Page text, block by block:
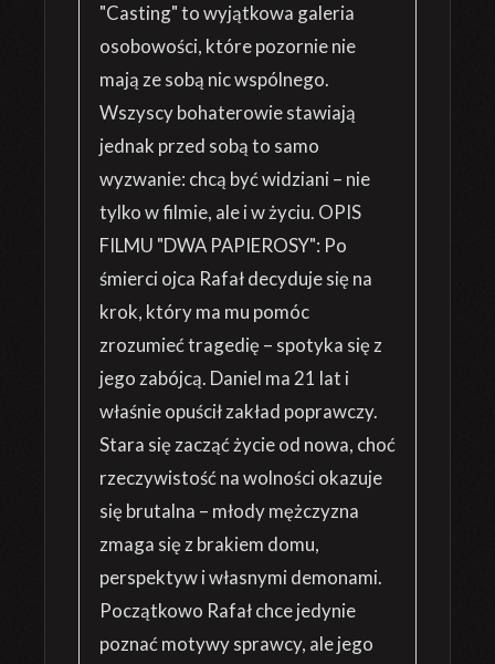
"Casting" to wyjątkowa galeria
osobowości, które pozornie nie
mają ze sobą nic wspólnego.
Wszyscy bohaterowie stawiają
jednak przed sobą to samo
wyzwanie: chcą być widziani – nie
tylko w filmie, ale i w życiu. OPIS
FILMU "DWA PAPIEROSY": Po
śmierci ojca Rafał decyduje się na
krok, który ma mu pomóc
zrozumieć tragedię – spotyka się z
jego zabójcą. Daniel ma 21 lat i
właśnie opuścił zakład poprawczy.
Stara się zacząć życie od nowa, choć
rzeczywistość na wolności okazuje
się brutalna – młody mężczyzna
zmaga się z brakiem domu,
perspektyw i własnymi demonami.
Początkowo Rafał chce jedynie
poznać motywy sprawcy, ale jego